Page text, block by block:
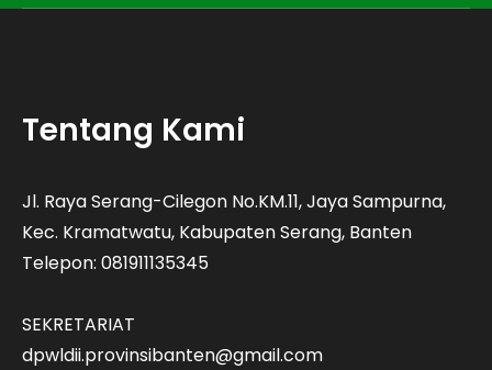
Tentang Kami
Jl. Raya Serang-Cilegon No.KM.11, Jaya Sampurna,
Kec. Kramatwatu, Kabupaten Serang, Banten
Telepon: 081911135345
SEKRETARIAT
dpwldii.provinsibanten@gmail.com